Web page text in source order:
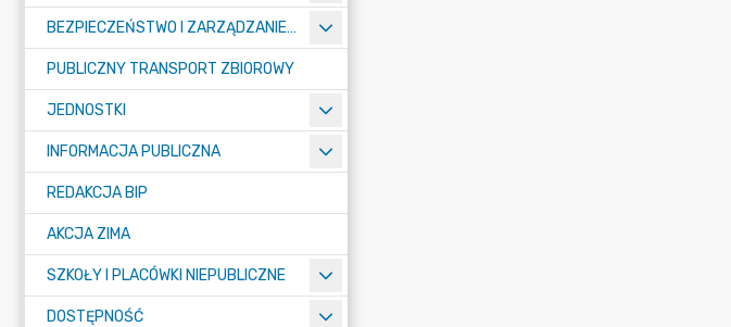
BEZPIECZEŃSTWO I ZARZĄDZANIE KRYZYSOWE
PUBLICZNY TRANSPORT ZBIOROWY
JEDNOSTKI
INFORMACJA PUBLICZNA
REDAKCJA BIP
AKCJA ZIMA
SZKOŁY I PLACÓWKI NIEPUBLICZNE
DOSTĘPNOŚĆ